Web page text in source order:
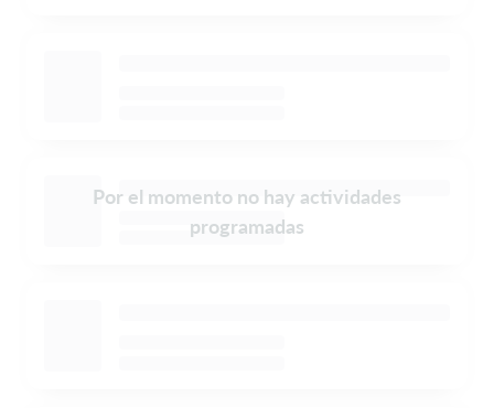
Por el momento no hay actividades
programadas